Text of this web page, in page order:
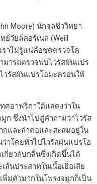
Moore) นักจุลชีววิทยา
วัยล์คอร์เนล (Weill
ราไม่รู้แน่คือชุดตรวจโค
มารถตรวจพบไวรัสผันแปร
วรัสผันแปรโอมะครอนให้
ศอาฟริกาใต้แสดงว่าใน
ก ซึ่งนำไปสู่คำถามว่าไวรัส
และลำคอและสะสมอยู่ใน
าโดยทั่วไปไวรัสผันแปรโอ
กี่ยวกับกลิ่นซึ่งเกิดขึ้นได้
ส้นประสาทในเนื้อเยื่อเสีย
พิ่มตัวมากในโพรงจมูกก็เป็น